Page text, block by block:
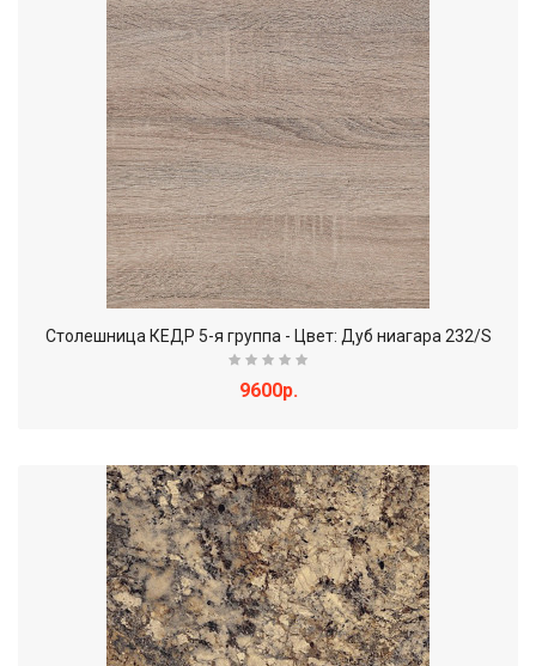
Столешница КЕДР 5-я группа - Цвет: Дуб ниагара 232/S
9600р.